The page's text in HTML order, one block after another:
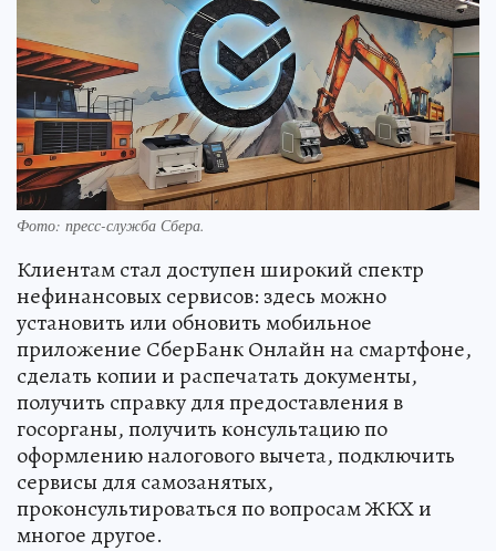
Фото: пресс-служба Сбера.
Клиентам стал доступен широкий спектр
нефинансовых сервисов: здесь можно
установить или обновить мобильное
приложение СберБанк Онлайн на смартфоне,
сделать копии и распечатать документы,
получить справку для предоставления в
госорганы, получить консультацию по
оформлению налогового вычета, подключить
сервисы для самозанятых,
проконсультироваться по вопросам ЖКХ и
многое другое.